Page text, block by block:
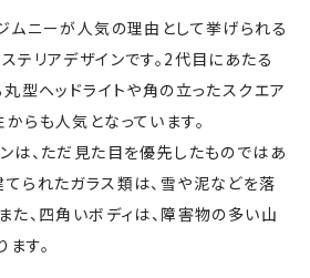
ニーが人気の理由として挙げられる
テリアデザインです。2代目にあたる
型ヘッドライトや角の立ったスクエア
らも人気となっています。
は、ただ見た目を優先したものではあ
てられたガラス類は、雪や泥などを落
た、四角いボディは、障害物の多い山
す。